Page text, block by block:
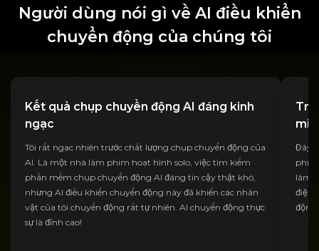
Người dùng nói gì về AI điều khiển
chuyển động của chúng tôi
Kết quả chụp chuyển động AI đáng kinh
ngạc
Tôi rất ngạc nhiên trước chất lượng chụp chuyển động của
AI. Là một nhà làm phim hoạt hình solo, việc tìm kiếm
phần mềm chụp chuyển động AI đáng tin cậy thật khó,
nhưng AI điều khiển chuyển động này đã khiến các nhân
vật của tôi chuyển động rất tự nhiên. AI chuyển động thực
sự là đỉnh cao!
Đây
phí
làm
điệu
động